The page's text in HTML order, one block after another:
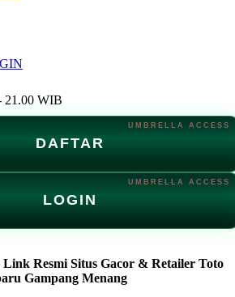
21.00 WIB
DAFTAR
LOGIN
Resmi Situs Gacor & Retailer Toto
Gampang Menang